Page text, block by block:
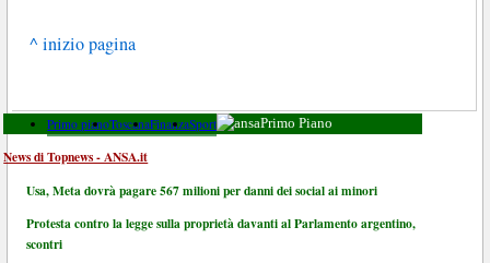
^ inizio pagina
Primo pianoToscanaFinanzaSport Primo Piano
News di Topnews - ANSA.it
Usa, Meta dovrà pagare 567 milioni per danni dei social ai minori
Protesta contro la legge sulla proprietà davanti al Parlamento argentino,
scontri